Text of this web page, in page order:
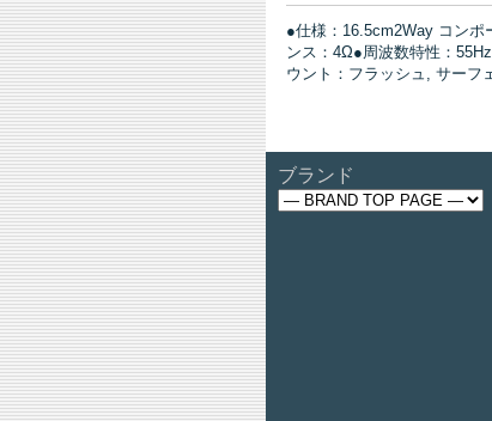
●仕様：16.5cm2Way コンポ
ンス：4Ω●周波数特性：
ウント：フラッシュ, サーフ
ブランド